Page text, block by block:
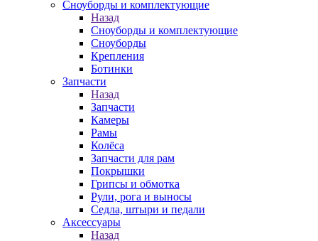
Cноуборды и комплектующие
Назад
Cноуборды и комплектующие
Сноуборды
Крепления
Ботинки
Запчасти
Назад
Запчасти
Камеры
Рамы
Колёса
Запчасти для рам
Покрышки
Грипсы и обмотка
Рули, рога и выносы
Седла, штыри и педали
Аксессуары
Назад